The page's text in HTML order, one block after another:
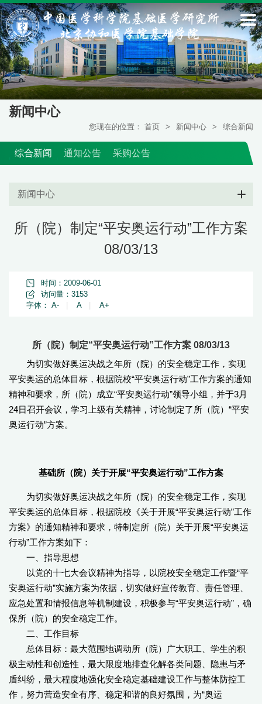
新闻中心
您现在的位置： 首页 > 新闻中心 > 综合新闻
综合新闻 通知公告 采购公告
新闻中心
所（院）制定“平安奥运行动”工作方案
08/03/13
时间：2009-06-01
访问量： 3153
字体： A- A A+
所（院）制定“平安奥运行动”工作方案 08/03/13
为切实做好奥运决战之年所（院）的安全稳定工作，实现
平安奥运的总体目标，根据院校“平安奥运行动”工作方案的通知
精神和要求，所（院）成立“平安奥运行动”领导小组，并于3月
24日召开会议，学习上级有关精神，讨论制定了所（院）“平安
奥运行动”方案。
基础所（院）关于开展“平安奥运行动”工作方案
为切实做好奥运决战之年所（院）的安全稳定工作，实现
平安奥运的总体目标，根据院校《关于开展“平安奥运行动”工作
方案》的通知精神和要求，特制定所（院）关于开展“平安奥运
行动”工作方案如下：
一、指导思想
以党的十七大会议精神为指导，以院校安全稳定工作暨“平
安奥运行动”实施方案为依据，切实做好宣传教育、责任管理、
应急处置和情报信息等机制建设，积极参与“平安奥运行动”，确
保所（院）的安全稳定工作。
二、工作目标
总体目标：最大范围地调动所（院）广大职工、学生的积
极主动性和创造性，最大限度地排查化解各类问题、隐患与矛
盾纠纷，最大程度地强化安全稳定基础建设工作与整体防控工
作，努力营造安全有序、稳定和谐的良好氛围，为“奥运